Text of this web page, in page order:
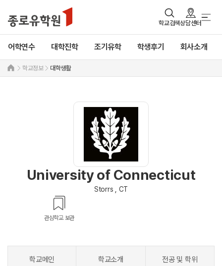
학교검색상담센터
어학연수 대학진학 조기유학 학생후기 회사소개
학교정보 대학생활
University of Connecticut
Storrs , CT
관심학교 보관
학교메인 학교소개 전공 및 학위